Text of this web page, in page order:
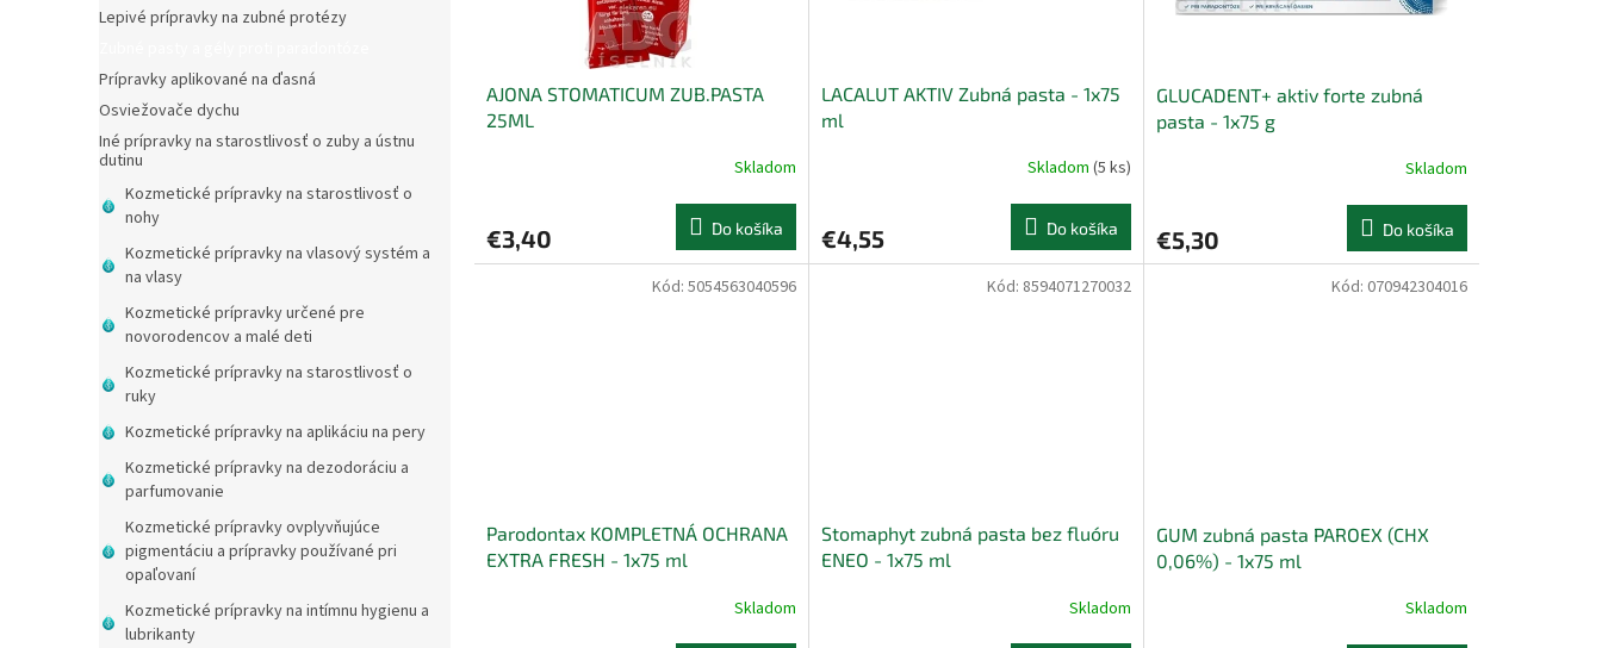
Lepivé prípravky na zubné protézy
Prípravky aplikované na ďasná
Osviežovače dychu
Iné prípravky na starostlivosť o zuby a ústnu
dutinu
Kozmetické prípravky na starostlivosť o
nohy
Kozmetické prípravky na vlasový systém a
na vlasy
Kozmetické prípravky určené pre
novorodencov a malé deti
Kozmetické prípravky na starostlivosť o
ruky
Kozmetické prípravky na aplikáciu na pery
Kozmetické prípravky na dezodoráciu a
parfumovanie
Kozmetické prípravky ovplyvňujúce
pigmentáciu a prípravky používané pri
opaľovaní
Kozmetické prípravky na intímnu hygienu a
lubrikanty
AJONA STOMATICUM ZUB.PASTA
25ML
Skladom
€3,40 Do košíka
LACALUT AKTIV Zubná pasta - 1x75
ml
Skladom (5 ks)
€4,55 Do košíka
GLUCADENT+ aktiv forte zubná
pasta - 1x75 g
Skladom
€5,30 Do košíka
Parodontax KOMPLETNÁ OCHRANA
EXTRA FRESH - 1x75 ml
Skladom
Kód: 5054563040596
Stomaphyt zubná pasta bez fluóru
ENEO - 1x75 ml
Skladom
Kód: 8594071270032
GUM zubná pasta PAROEX (CHX
0,06%) - 1x75 ml
Skladom
Kód: 070942304016